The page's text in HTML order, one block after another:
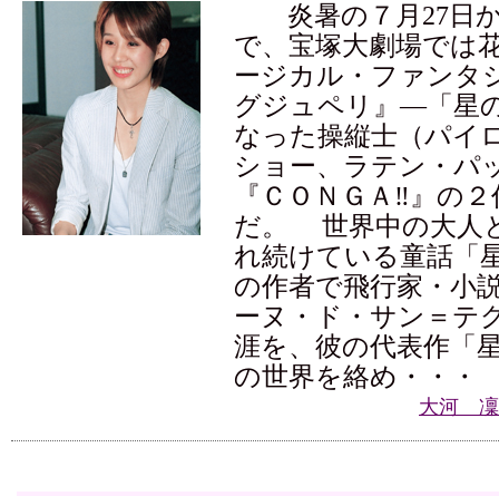
炎暑の７月27日か
で、宝塚大劇場では
ージカル・ファンタ
グジュペリ』—「星
なった操縦士（パイ
ショー、ラテン・パ
『ＣＯＮＧＡ‼』の
だ。 世界中の大人
れ続けている童話「
の作者で飛行家・小
ーヌ・ド・サン＝テ
涯を、彼の代表作「
の世界を絡め・・・
大河 凜